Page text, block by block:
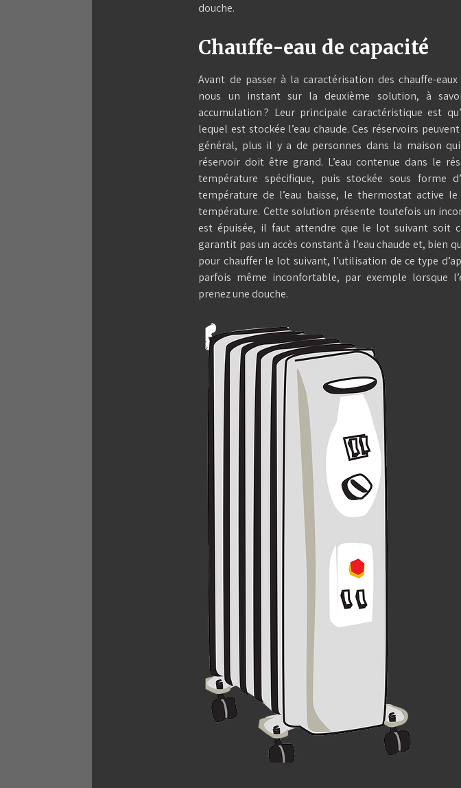
douche.
Chauffe-eau de capacité
Avant de passer à la caractérisation des chauffe-
nous un instant sur la deuxième solution, à
accumulation ? Leur principale caractéristique est
lequel est stockée l’eau chaude. Ces réservoirs
général, plus il y a de personnes dans la maison
réservoir doit être grand. L’eau contenue dans le
température spécifique, puis stockée sous forme
température de l’eau baisse, le thermostat active
température. Cette solution présente toutefois un
est épuisée, il faut attendre que le lot suivant soit
garantit pas un accès constant à l’eau chaude et, bien
pour chauffer le lot suivant, l’utilisation de ce type
parfois même inconfortable, par exemple lorsque
prenez une douche.